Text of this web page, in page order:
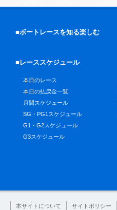
■ボートレースを知る楽しむ
■レーススケジュール
本日のレース
本日の払戻金一覧
月間スケジュール
SG・PG1スケジュール
G1・G2スケジュール
G3スケジュール
本サイトについて サイトポリシー